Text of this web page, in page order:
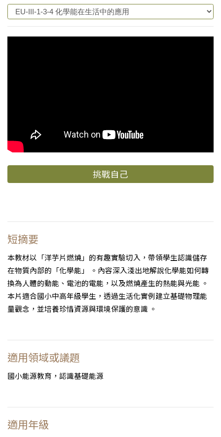
挑戰自己
短摘要
本教材以「洋芋片燃燒」的有趣實驗切入，帶領學生認識儲存
在物質內部的「化學能」 。內容深入淺出地解說化學能如何轉
換為人體的動能、電池的電能，以及燃燒產生的熱能與光能 。
本片適合國小中高年級學生，透過生活化實例建立基礎物理能
量觀念，並培養珍惜資源與環境保護的意識 。
適用領域或議題
國小能源教育，認識基礎能源
適用年級